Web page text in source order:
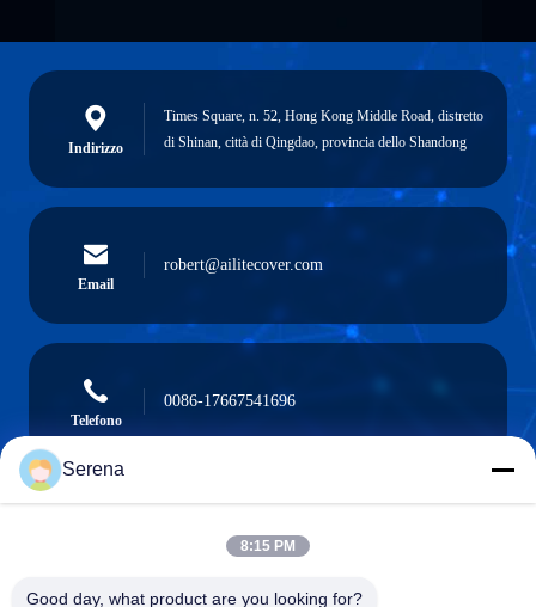
Indirizzo
Times Square, n. 52, Hong Kong Middle Road, distretto
di Shinan, città di Qingdao, provincia dello Shandong
Email
robert@ailitecover.com
Telefono
0086-17667541696
Serena
8:15 PM
Good day, what product are you looking for?